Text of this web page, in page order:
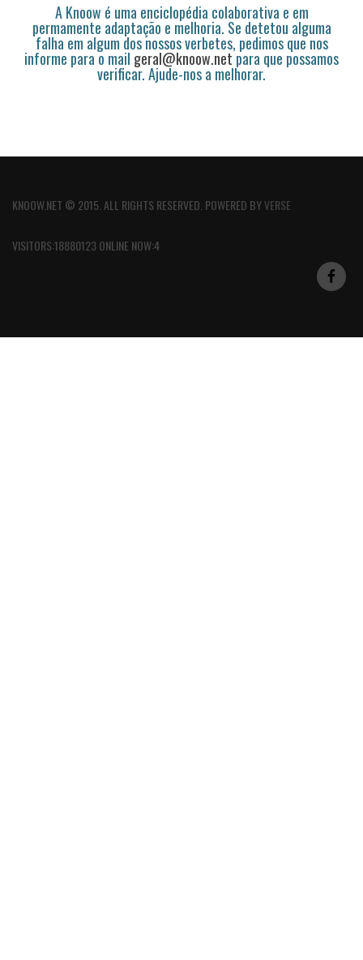
A Knoow é uma enciclopédia colaborativa e em
permamente adaptação e melhoria. Se detetou alguma
falha em algum dos nossos verbetes, pedimos que nos
informe para o mail geral@knoow.netpara que possamos
verificar. Ajude-nos a melhorar.
KNOOW.NET © 2015. ALL RIGHTS RESERVED. POWERED BYVERSE
VISITORS:18880123 ONLINE NOW:4